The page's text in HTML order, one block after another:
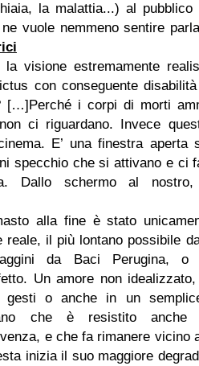
la malattia...) al pubblico
vuole nemmeno sentire
la visione estremamente
con conseguente
[…]Perché i corpi di morti
ci riguardano. Invece
E’ una finestra aperta
specchio che si attivano e ci
Dallo schermo al
alla fine è stato
reale, il più lontano possibile
da Baci Perugina, o
Un amore non idealizzato,
o anche in un
che è resistito anche
e che fa rimanere vicino
inizia il suo maggiore